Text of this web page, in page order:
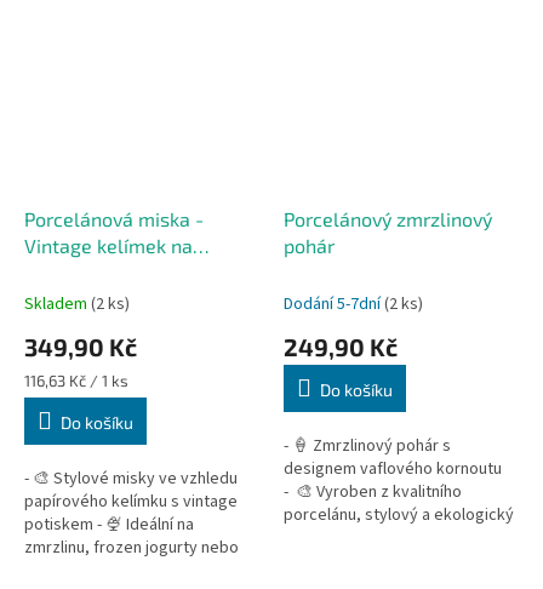
Porcelánová miska -
Vintage kelímek na
Skladem (2 ks)
349,90 Kč
Měrná
cena:
116,63 Kč / 1 ks
Do košíku
- 🎨 Stylové misky ve vzhledu
papírového kelímku s vintage
potiskem - 🍨 Ideální na
zmrzlinu, frozen jogurty nebo
Porcelánový zmrzlinový
pohár
Dodání 5-7dní(2 ks)
249,90 Kč
Do košíku
- 🍦 Zmrzlinový pohár s
designem vaflového kornoutu
- 🎨 Vyroben z kvalitního
porcelánu, stylový a ekologický